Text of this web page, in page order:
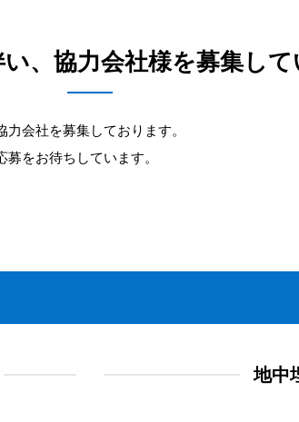
、協力会社様を募集して
会社を募集しております。
をお待ちしています。
地中